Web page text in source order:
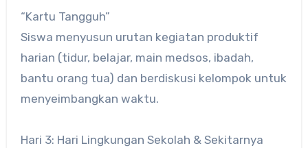
“Kartu Tangguh”
Siswa menyusun urutan kegiatan produktif
harian (tidur, belajar, main medsos, ibadah,
bantu orang tua) dan berdiskusi kelompok untuk
menyeimbangkan waktu.
Hari 3: Hari Lingkungan Sekolah & Sekitarnya